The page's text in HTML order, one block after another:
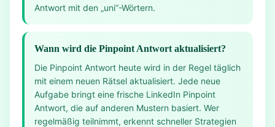
Antwort mit den „uni“-Wörtern.
Wann wird die Pinpoint Antwort aktualisiert?
Die Pinpoint Antwort heute wird in der Regel täglich
mit einem neuen Rätsel aktualisiert. Jede neue
Aufgabe bringt eine frische LinkedIn Pinpoint
Antwort, die auf anderen Mustern basiert. Wer
regelmäßig teilnimmt, erkennt schneller Strategien